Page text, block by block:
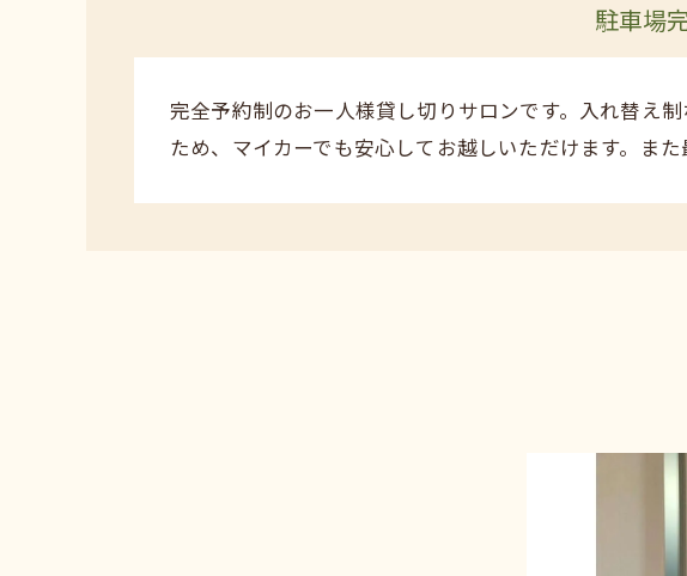
駐車場
完全予約制のお一人様貸し切りサロンです。入れ替え
ため、マイカーでも安心してお越しいただけます。また